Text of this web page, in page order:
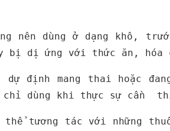
nên dùng ở dạng khô,
bị dị ứng với thức ăn, hóa
dự định mang thai hoặc
dùng khi thực sự cần
thể tương tác với những